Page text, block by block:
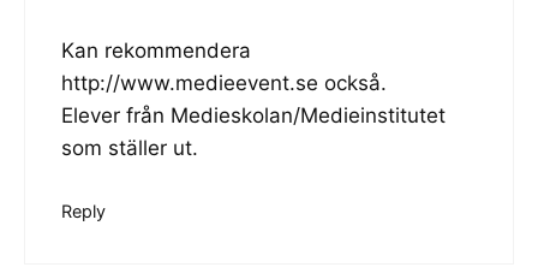
Kan rekommendera
http://www.medieevent.se också.
Elever från Medieskolan/Medieinstitutet
som ställer ut.
Reply